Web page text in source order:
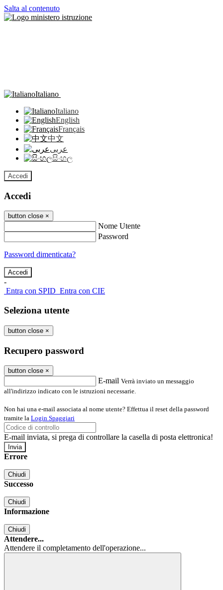
Salta al contenuto
Italiano
Italiano
English
Français
中文
عربى
සිංහල
Accedi
Accedi
button close ×
Nome Utente
Password
Password dimenticata?
-
Entra con SPID Entra con CIE
Seleziona utente
button close ×
Recupero password
button close ×
E-mail Verrà inviato un messaggio
all'indirizzo indicato con le istruzioni necessarie.
Non hai una e-mail associata al nome utente? Effettua il reset della password
tramite la Login Spaggiari
E-mail inviata, si prega di controllare la casella di posta elettronica!
Errore
Chiudi
Successo
Chiudi
Informazione
Chiudi
Attendere...
Attendere il completamento dell'operazione...